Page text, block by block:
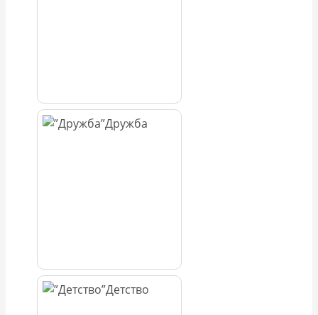
Дружба
Детство